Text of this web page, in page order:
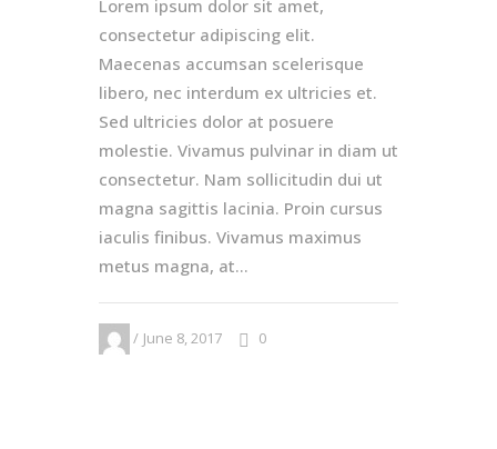
Lorem ipsum dolor sit amet,
consectetur adipiscing elit.
Maecenas accumsan scelerisque
libero, nec interdum ex ultricies et.
Sed ultricies dolor at posuere
molestie. Vivamus pulvinar in diam ut
consectetur. Nam sollicitudin dui ut
magna sagittis lacinia. Proin cursus
iaculis finibus. Vivamus maximus
metus magna, at...
June 8, 2017 0